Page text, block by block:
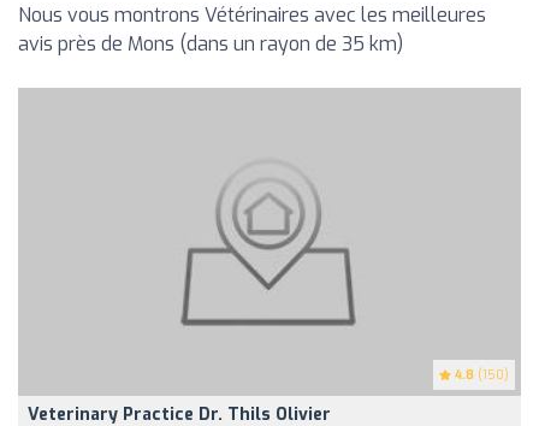
Nous vous montrons Vétérinaires avec les meilleures
avis près de Mons (dans un rayon de 35 km)
4.8 (150)
Veterinary Practice Dr. Thils Olivier